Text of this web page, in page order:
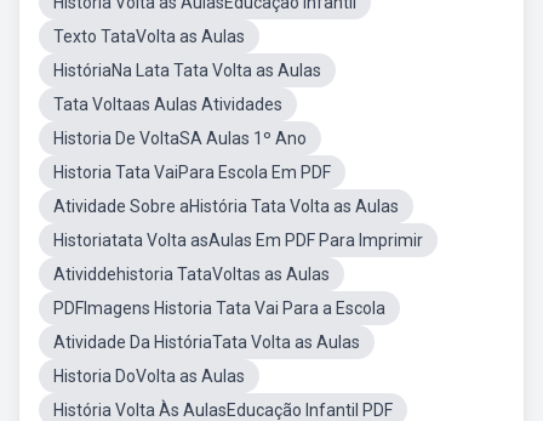
Texto TataVolta as Aulas
HistóriaNa Lata Tata Volta as Aulas
Tata Voltaas Aulas Atividades
Historia De VoltaSA Aulas 1º Ano
Historia Tata VaiPara Escola Em PDF
Atividade Sobre aHistória Tata Volta as Aulas
Historiatata Volta asAulas Em PDF Para Imprimir
Atividdehistoria TataVoltas as Aulas
PDFImagens Historia Tata Vai Para a Escola
Atividade Da HistóriaTata Volta as Aulas
Historia DoVolta as Aulas
História Volta Às AulasEducação Infantil PDF